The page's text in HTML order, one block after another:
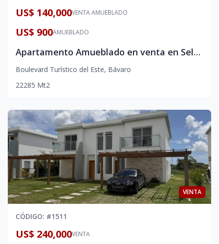
VENTA AMUEBLADO
US$ 140,000
AMUEBLADO
US$ 900
Apartamento Amueblado en venta en Selene V, Punta Cana – 2 Habitaciones
Boulevard Turístico del Este, Bávaro
22285 Mt2
VENTA
CÓDIGO: #1511
VENTA
US$ 240,000